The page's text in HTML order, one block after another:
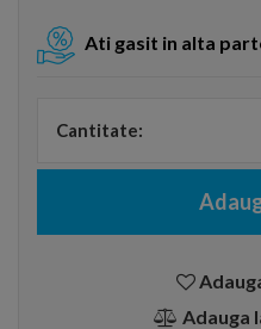
Ati gasit in alta
Cantitate:
Adauga